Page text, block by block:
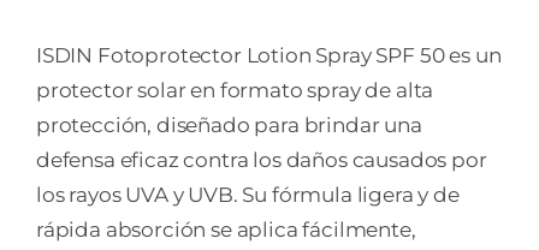
ISDIN Fotoprotector Lotion Spray SPF 50 es un
protector solar en formato spray de alta
protección, diseñado para brindar una
defensa eficaz contra los daños causados por
los rayos UVA y UVB. Su fórmula ligera y de
rápida absorción se aplica fácilmente,